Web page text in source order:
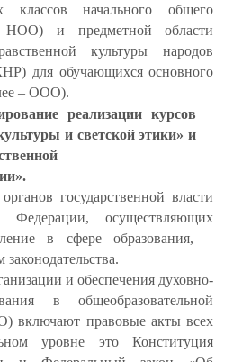
начального общего
НОО) и предметной области
культуры народов
для обучающихся основного
– ООО).
реализации
курсов
и светской этики» и
государственной власти
Федерации, осуществляющих
в сфере образования, –
и обеспечения духовно-
в общеобразовательной
включают правовые акты всех
уровне это Конституция